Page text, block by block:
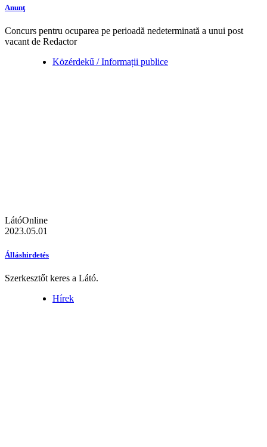
Anunţ
Concurs pentru ocuparea pe perioadă nedeterminată a unui post
vacant de Redactor
Közérdekű / Informații publice
LátóOnline
2023.05.01
Álláshirdetés
Szerkesztőt keres a Látó.
Hírek